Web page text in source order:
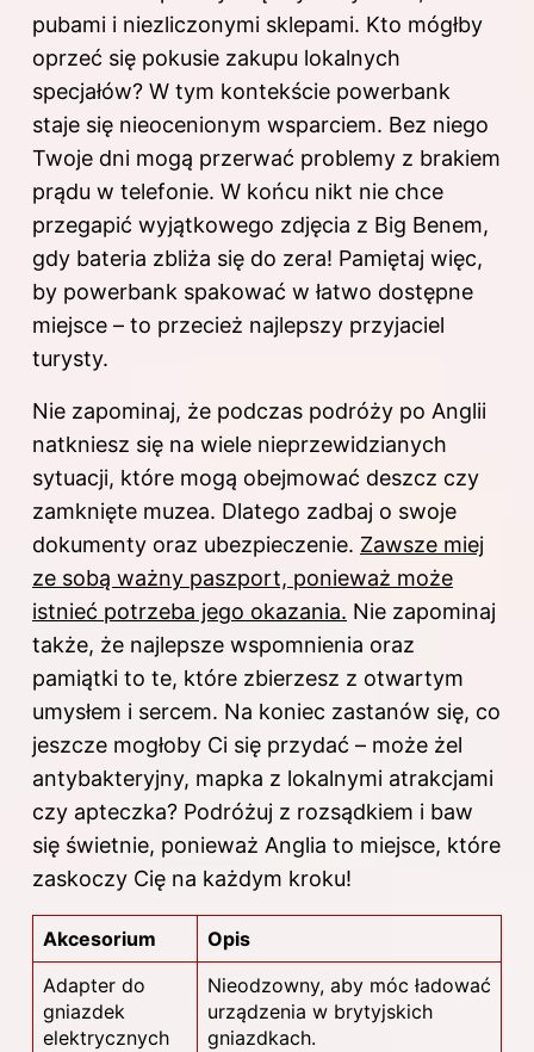
pubami i niezliczonymi sklepami. Kto mógłby
oprzeć się pokusie zakupu lokalnych
specjałów? W tym kontekście powerbank
staje się nieocenionym wsparciem. Bez niego
Twoje dni mogą przerwać problemy z brakiem
prądu w telefonie. W końcu nikt nie chce
przegapić wyjątkowego zdjęcia z Big Benem,
gdy bateria zbliża się do zera! Pamiętaj więc,
by powerbank spakować w łatwo dostępne
miejsce – to przecież najlepszy przyjaciel
turysty.
Nie zapominaj, że podczas podróży po Anglii
natkniesz się na wiele nieprzewidzianych
sytuacji, które mogą obejmować deszcz czy
zamknięte muzea. Dlatego zadbaj o swoje
dokumenty oraz ubezpieczenie. Zawsze miej
ze sobą ważny paszport, ponieważ może
istnieć potrzeba jego okazania. Nie zapominaj
także, że najlepsze wspomnienia oraz
pamiątki to te, które zbierzesz z otwartym
umysłem i sercem. Na koniec zastanów się, co
jeszcze mogłoby Ci się przydać – może żel
antybakteryjny, mapka z lokalnymi atrakcjami
czy apteczka? Podróżuj z rozsądkiem i baw
się świetnie, ponieważ Anglia to miejsce, które
zaskoczy Cię na każdym kroku!
Akcesorium
Opis
Adapter do
gniazdek
elektrycznych
Nieodzowny, aby móc ładować
urządzenia w brytyjskich
gniazdkach.